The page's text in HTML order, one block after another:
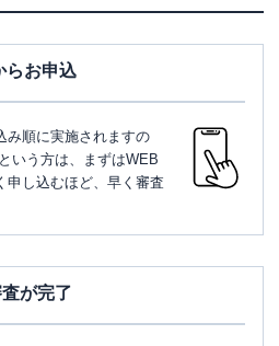
らお申込
み順に実施されますの
いう方は、まずはWEB
申し込むほど、早く審査
が完了